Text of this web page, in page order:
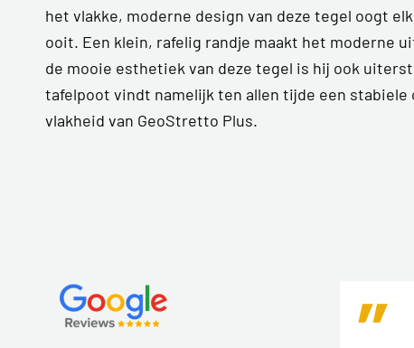
het vlakke, moderne design van deze tegel oogt
ooit. Een klein, rafelig randje maakt het moderne
de mooie esthetiek van deze tegel is hij ook
tafelpoot vindt namelijk ten allen tijde een stabiele
vlakheid van GeoStretto Plus.